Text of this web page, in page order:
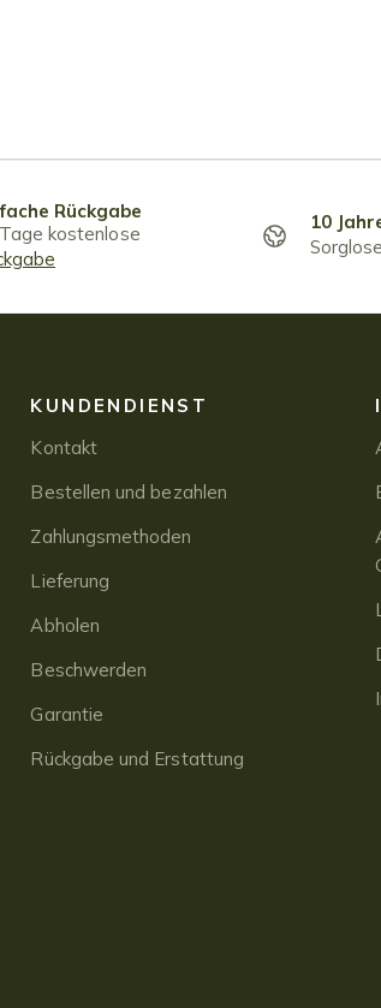
Rückgabe
kostenlose
10
KUNDENDIENST
Kontakt
Bestellen und bezahlen
Zahlungsmethoden
Lieferung
Abholen
Beschwerden
Garantie
Rückgabe und Erstattung